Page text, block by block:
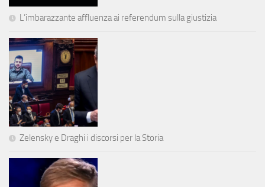
L’imbarazzante affluenza ai referendum sulla giustizia
Zelensky e Draghi i discorsi per la Storia